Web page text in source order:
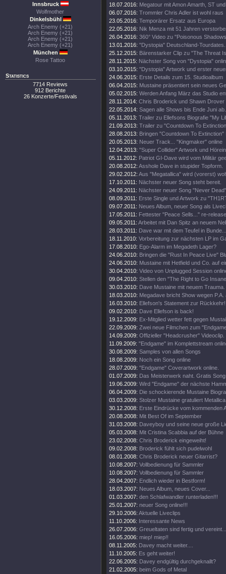
Innsbruck
Wolfmother
Dinkelsbühl
Arch Enemy (+21)
Arch Enemy (+21)
Arch Enemy (+21)
Arch Enemy (+21)
München
Rose Tattoo
Statistics
7714 Reviews
912 Berichte
26 Konzerte/Festivals
18.07.2016: Megatour mit Amon Amarth, ST
06.07.2016: Trommler Chris Adler ist wohl raus
23.05.2016: Temporärer Ersatz aus Europa
22.05.2016: Nik Menza mit 51 Jahren
26.04.2016: 360° Video zu "Poisonous
13.01.2016: "Dystopia" Deutschland-Tourdates.
25.12.2015: Bärenstarker Clip zu "The Threat
28.11.2015: Nächster Song von "Dystopia"
03.10.2015: "Dystopia" Artwork und erster
24.06.2015: Erste Details zum 15. Studioalbum
06.04.2015: Mustaine präsentiert sein neues
05.02.2015: Werden Anfang März das Studio
28.11.2014: Chris Broderick und Shawn
22.05.2014: Sagen alle Shows bis Ende Juni ab.
05.11.2013: Trailer zu Ellefsons Biografie "My
21.09.2013: Trailer zu "Countdown To
28.08.2013: Bringen "Countdown To Extinction"
20.05.2013: Neuer Track... "Kingmaker" online
12.04.2013: "Super Collider" Artwork und
05.11.2012: Patriot GI-Dave wird vom Militär
20.08.2012: Asshole Dave in stupider Topform.
29.02.2012: Aus "Megatallica" wird (vorerst)
17.10.2011: Nächster neuer Song steht bereit.
24.09.2011: Nächster neuer Song "Never
08.09.2011: Erste Single und Artwork zu
09.07.2011: Neues Album, neuer Song als
17.05.2011: Fettester "Peace Sells..." re-
09.05.2011: Arbeitet mit Dan Spitz an neuem
28.03.2011: Dave war mit dem Teufel in Bunde...
18.11.2010: Vorbereitung zur nächsten LP im
17.08.2010: Ego-Alarm im Megadeth Lager?
24.06.2010: Bringen die "Rust In Peace Live"
24.06.2010: Mustaine mit Hetfield und Co. auf
30.04.2010: Video von Unplugged Session
09.04.2010: Stellen den "The Right to Go
30.03.2010: Dave Mustaine mit neuem Trauma.
18.03.2010: Megadave bricht Show wegen P.A.
16.03.2010: Ellefson's Statement zur Rückkehr!
09.02.2010: Dave Ellefson is back!
19.12.2009: Ex-Mitglied wetter fett gegen
22.09.2009: Zwei neue Filmchen zum
14.09.2009: Offizieller "Headcrusher" Videoclip.
11.09.2009: "Endgame" im Komplettstream
30.08.2009: Samples von allen Songs
18.08.2009: Noch ein Song online
28.07.2009: "Endgame" Coverartwork online.
01.07.2009: Das Meisterwerk naht. Gratis
19.06.2009: Wird "Endgame" der nächste
06.04.2009: Die schockierende Mustaine
03.03.2009: Stolzer Mustaine gratuliert
30.12.2008: Erste Eindrücke vom kommenden
20.08.2008: Mit Best Of im September
31.03.2008: Daveyboy und seine neue große
05.03.2008: Mit Cristina Scabbia auf der Bühne
23.02.2008: Chris Broderick eingeweiht!
09.02.2008: Broderick fühlt sich pudelwohl
08.01.2008: Chris Broderick neuer Gitarrist?
10.08.2007: Vollbedienung für Sammler
10.08.2007: Vollbedienung für Sammler
28.04.2007: Endlich wieder in Bestform!
18.03.2007: Neues Album, neues Cover...
01.03.2007: den Schlafwandler runterladen!!!
25.01.2007: neuer Song online!!!
29.10.2006: Aktuelle Liveclips
11.10.2006: Interessante News
26.07.2006: Greueltaten sind fertig und vereint...
16.05.2006: miep! miep!!
08.11.2005: Davey macht weiter....
11.10.2005: Es geht weiter!
22.06.2005: Davey endgültig durchgeknallt?
21.02.2005: beim Gods of Metal